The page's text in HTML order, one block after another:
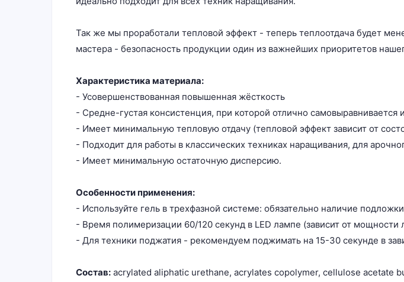
Так же мы проработали тепловой эффект - теперь теплоотдача будет
мастера - безопасность продукции один из важнейших приоритетов
Характеристика материала:
- Усовершенствованная повышенная жёсткость
- Средне-густая консистенция, при которой отлично самовыравнивается
- Имеет минимальную тепловую отдачу (тепловой эффект зависит от
- Подходит для работы в классических техниках наращивания, для
- Имеет минимальную остаточную дисперсию.
Особенности применения:
- Используйте гель в трехфазной системе: обязательно наличие
- Время полимеризации 60/120 секунд в LED лампе (зависит от мощности
- Для техники поджатия - рекомендуем поджимать на 15-30 секунде в
Состав: acrylated aliphatic urethane, acrylates copolymer, cellulose acetate